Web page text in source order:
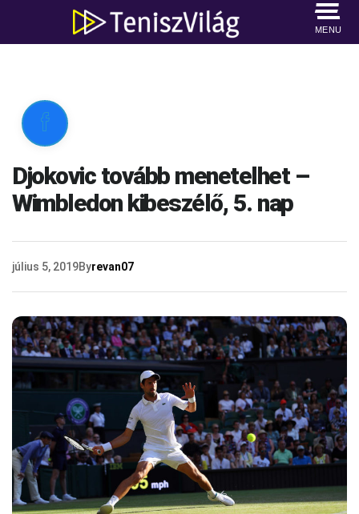
MENU

Djokovic tovább menetelhet –
Wimbledon kibeszélő, 5. nap
július 5, 2019Byrevan07